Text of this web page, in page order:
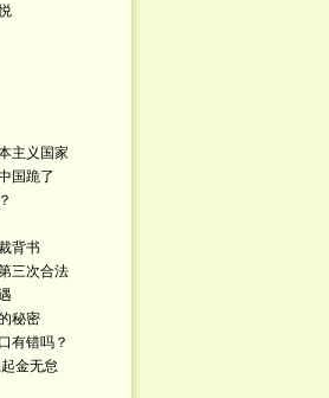
主义国家
国跪了
背书
三次合法
秘密
有错吗？
金无怠